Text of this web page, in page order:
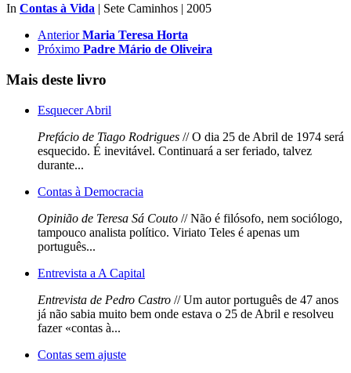
In Contas à Vida | Sete Caminhos | 2005
Anterior Maria Teresa Horta
Próximo Padre Mário de Oliveira
Mais deste livro
Esquecer Abril
Prefácio de Tiago Rodrigues // O dia 25 de Abril de 1974 será
esquecido. É inevitável. Continuará a ser feriado, talvez
durante...
Contas à Democracia
Opinião de Teresa Sá Couto // Não é filósofo, nem sociólogo,
tampouco analista político. Viriato Teles é apenas um
português...
Entrevista a A Capital
Entrevista de Pedro Castro // Um autor português de 47 anos
já não sabia muito bem onde estava o 25 de Abril e resolveu
fazer «contas à...
Contas sem ajuste